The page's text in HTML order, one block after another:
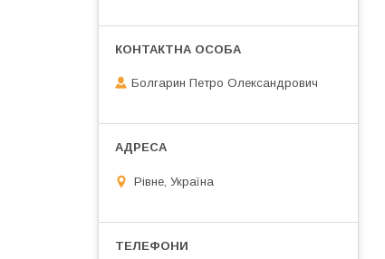
Болгарин Петро Олександрович
Рівне, Україна